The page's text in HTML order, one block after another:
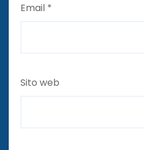
Email *
Sito web